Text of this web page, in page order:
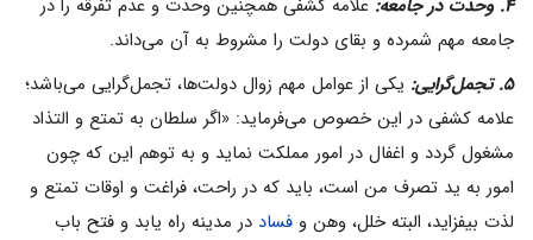
۴. وحدت در جامعه:
علامه کشفی همچنین وحدت و عدم تفرقه را در
جامعه مهم شمرده و بقای دولت را مشروط به آن می‌‌داند.
۵. تجمل‌گرایی:
یکی از عوامل مهم زوال دولت‌ها، تجمل‌گرایی می‌‌باشد؛
علامه کشفی در این خصوص می‌‌فرماید: «اگر سلطان به تمتع و التذاد
مشغول گردد و اغفال در امور مملکت نماید و به توهم این که چون
امور به ید تصرف من است، باید که در راحت، فراغت و اوقات تمتع و
لذت بیفزاید، البته خلل، وهن و فساد در مدینه راه یابد و فتح باب